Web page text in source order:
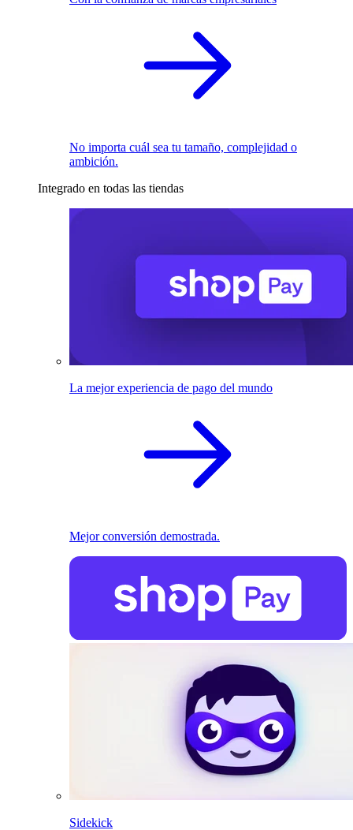
No importa cuál sea tu tamaño, complejidad o
ambición.
Integrado en todas las tiendas
La mejor experiencia de pago del mundo
Mejor conversión demostrada.
Sidekick